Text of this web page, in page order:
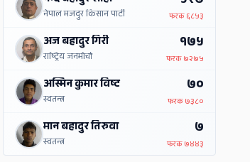
नेपाल मजदुर किसान पार्टी फरक६८५३
अज बहादुर गिरी
राष्ट्रिय जनमोर्चा
१७५
फरक७२७५
अस्मिन कुमार विष्ट
स्वतन्त्र
७०
फरक७३८०
मान बहादुर तिरुवा
स्वतन्त्र
७
फरक७४४३